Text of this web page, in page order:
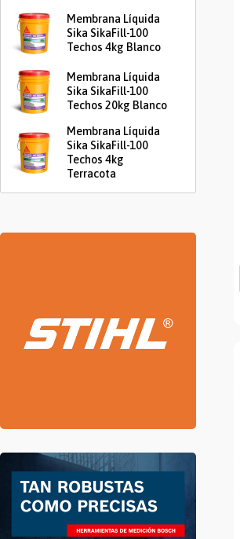
Membrana Líquida
Sika SikaFill-100
Techos 4kg Blanco
Membrana Líquida
Sika SikaFill-100
Techos 20kg Blanco
Membrana Líquida
Sika SikaFill-100
Techos 4kg
Terracota